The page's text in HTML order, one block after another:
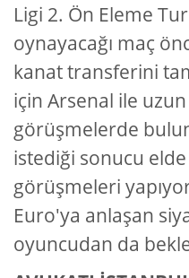
Ligi 2. Ön Eleme
oynayacağı maç
kanat transferini
için Arsenal ile
görüşmelerde
istediği sonucu
görüşmeleri
Euro'ya anlaşan
oyuncudan da